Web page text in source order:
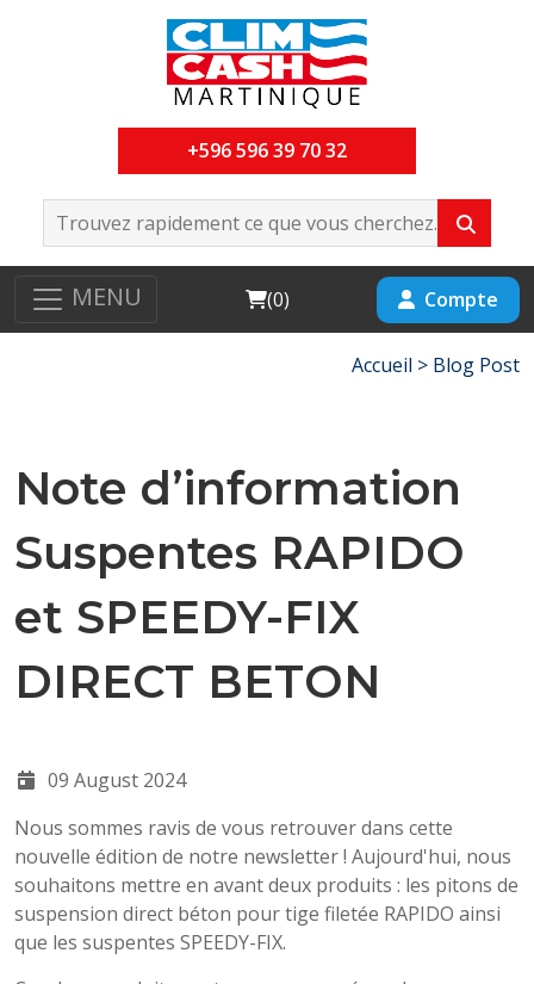
+596 596 39 70 32
MENU Cart
(0) Compte
Accueil > Blog Post
Note d’information
Suspentes RAPIDO
et SPEEDY-FIX
DIRECT BETON
09 August 2024
Nous sommes ravis de vous retrouver dans cette
nouvelle édition de notre newsletter ! Aujourd'hui, nous
souhaitons mettre en avant deux produits : les pitons de
suspension direct béton pour tige filetée RAPIDO ainsi
que les suspentes SPEEDY-FIX.